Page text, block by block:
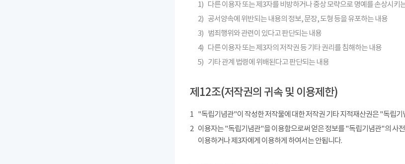
1) 다른 이용자 또는 제3자를 비방하거나 중상 모략으로 명예를 손상시키
2) 공서양속에 위반되는 내용의 정보, 문장, 도형 등을 유포하는 내용
3)
범죄행위와 관련이 있다고 판단되는 내용
4) 다른 이용자 또는 제3자의 저작권 등 기타 권리를 침해하는 내용
5) 기타 관계 법령에 위배된다고 판단되는 내용
제12조(저작권의 귀속 및 이용제한)
1 "독립기념관"이 작성한 저작물에 대한 저작권 기타 지적재산권은 "독립
2 이용자는 "독립기념관"을 이용함으로써 얻은 정보를 "독립기념관"의 사
이용하거나 제3자에게 이용하게 하여서는 안됩니다.